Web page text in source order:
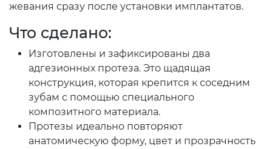
жевания сразу после установки имплантатов.
Что сделано:
Изготовлены и зафиксированы два
адгезионных протеза. Это щадящая
конструкция, которая крепится к соседним
зубам с помощью специального
композитного материала.
Протезы идеально повторяют
анатомическую форму, цвет и прозрачность